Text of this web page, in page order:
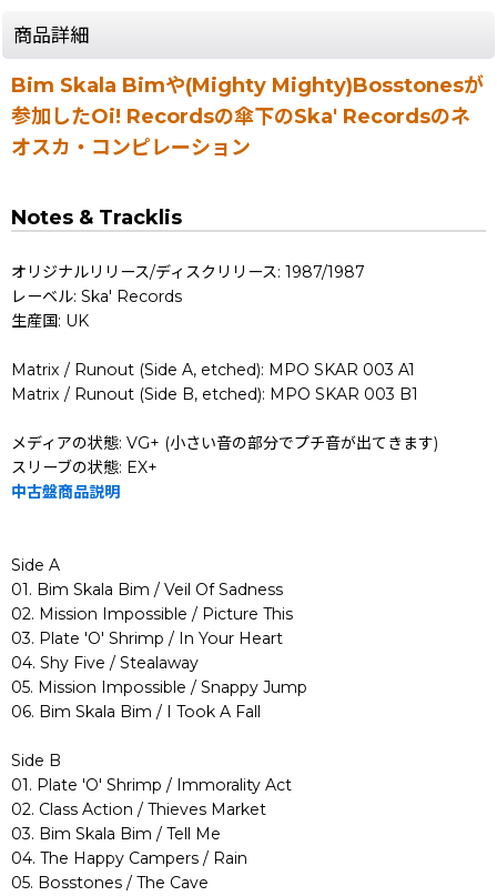
商品詳細
Bim Skala Bimや(Mighty Mighty)Bosstonesが
参加したOi! Recordsの傘下のSka' Recordsのネ
オスカ・コンピレーション
Notes & Tracklis
オリジナルリリース/ディスクリリース: 1987/1987
レーベル: Ska' Records
生産国: UK
Matrix / Runout (Side A, etched): MPO SKAR 003 A1
Matrix / Runout (Side B, etched): MPO SKAR 003 B1
メディアの状態: VG+ (小さい音の部分でプチ音が出てきます)
スリーブの状態: EX+
中古盤商品説明
Side A
01. Bim Skala Bim / Veil Of Sadness
02. Mission Impossible / Picture This
03. Plate 'O' Shrimp / In Your Heart
04. Shy Five / Stealaway
05. Mission Impossible / Snappy Jump
06. Bim Skala Bim / I Took A Fall
Side B
01. Plate 'O' Shrimp / Immorality Act
02. Class Action / Thieves Market
03. Bim Skala Bim / Tell Me
04. The Happy Campers / Rain
05. Bosstones / The Cave